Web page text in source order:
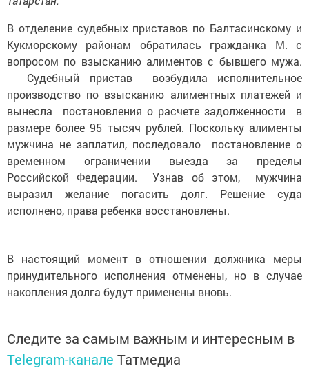
Кукморскому районам обратилась гражданка М. с
вопросом по взысканию алиментов с бывшего мужа.
Судебный пристав возбудила исполнительное
производство по взысканию алиментных платежей и
вынесла постановления о расчете задолженности в
размере более 95 тысяч рублей. Поскольку алименты
мужчина не заплатил, последовало постановление о
временном ограничении выезда за пределы
Российской Федерации. Узнав об этом, мужчина
выразил желание погасить долг. Решение суда
исполнено, права ребенка восстановлены.
принудительного исполнения отменены, но в случае
накопления долга будут применены вновь.
Telegram-каналеТатмедиа